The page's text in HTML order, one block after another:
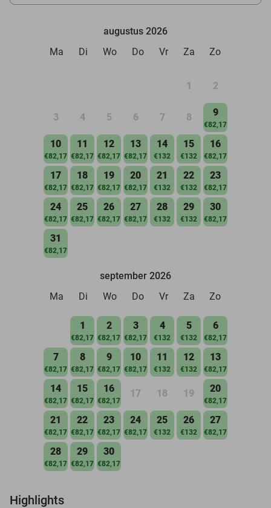
augustus 2026
Ma
Di Wo Do Vr Za Zo
1 2
3 4 5 6 7 8 9
€82,17
10
€82,17
11
€82,17
12
€82,17
13
€82,17
14
€132
15
€132
16
€82,17
17
€82,17
18
€82,17
19
€82,17
20
€82,17
21
€132
22
€132
23
€82,17
24
€82,17
25
€82,17
26
€82,17
27
€82,17
28
€132
29
€132
30
€82,17
31
€82,17
september 2026
Ma
Di Wo Do Vr Za Zo
1
€82,17
2
€82,17
3
€82,17
4
€132
5
€132
6
€82,17
7
€82,17
8
€82,17
9
€82,17
10
€82,17
11
€132
12
€132
13
€82,17
14
€82,17
15
€82,17
16
€82,17
17 18 19 20
€82,17
21
€82,17
22
€82,17
23
€82,17
24
€82,17
25
€132
26
€132
27
€82,17
28
€82,17
29
€82,17
30
€82,17
Highlights